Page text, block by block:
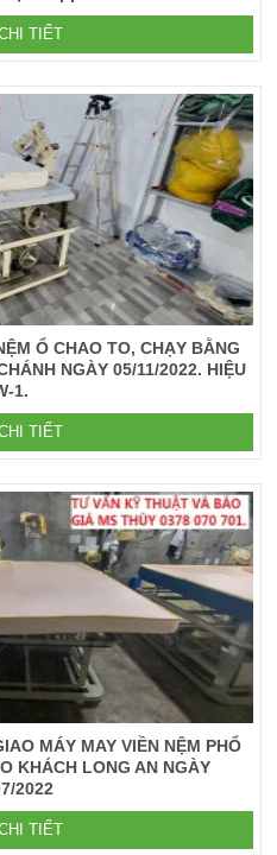
TIẾT
Ổ CHAO TO, CHẠY BẰNG
NGÀY 05/11/2022. HIỆU
1.
TIẾT
MÁY MAY VIỀN NỆM PHỔ
KHÁCH LONG AN NGÀY
2022
TIẾT